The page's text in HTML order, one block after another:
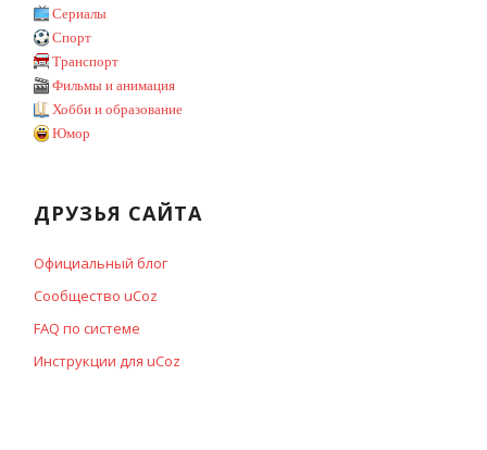
Сериалы
Спорт
Транспорт
Фильмы и анимация
Хобби и образование
Юмор
ДРУЗЬЯ САЙТА
Официальный блог
Сообщество uCoz
FAQ по системе
Инструкции для uCoz